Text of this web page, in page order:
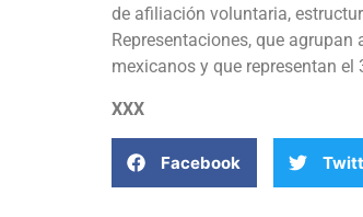
de afiliación voluntaria,
Representaciones, que
mexicanos y que representan
XXX
Facebook